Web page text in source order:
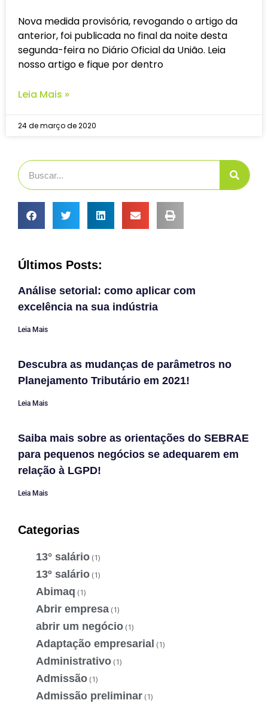
Nova medida provisória, revogando o artigo da
anterior, foi publicada no final da noite desta
segunda-feira no Diário Oficial da União. Leia
nosso artigo e fique por dentro
Leia Mais »
24 de março de 2020
Últimos Posts:
Análise setorial: como aplicar com
excelência na sua indústria
Leia Mais
Descubra as mudanças de parâmetros no
Planejamento Tributário em 2021!
Leia Mais
Saiba mais sobre as orientações do SEBRAE
para pequenos negócios se adequarem em
relação à LGPD!
Leia Mais
Categorias
13° salário (1)
13º salário (1)
Abimaq (1)
Abrir empresa (1)
abrir um negócio (1)
Adaptação empresarial (1)
Administrativo (1)
Admissão (1)
Admissão preliminar (1)